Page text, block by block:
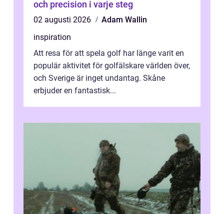
och precision i varje steg
02 augusti 2026
Adam Wallin
inspiration
Att resa för att spela golf har länge varit en
populär aktivitet för golfälskare världen över,
och Sverige är inget undantag. Skåne
erbjuder en fantastisk...